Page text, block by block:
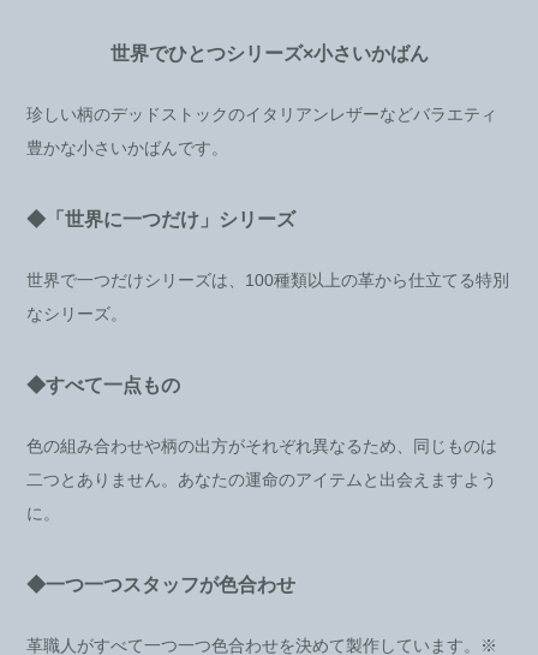
世界でひとつシリーズ×小さいかばん
珍しい柄のデッドストックのイタリアンレザーなどバラエティ
豊かな小さいかばんです。
◆「世界に一つだけ」シリーズ
世界で一つだけシリーズは、100種類以上の革から仕立てる特別
なシリーズ。
◆すべて一点もの
色の組み合わせや柄の出方がそれぞれ異なるため、同じものは
二つとありません。あなたの運命のアイテムと出会えますよう
に。
◆一つ一つスタッフが色合わせ
革職人がすべて一つ一つ色合わせを決めて製作しています。※